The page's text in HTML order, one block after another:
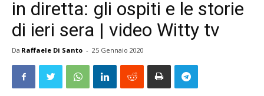
in diretta: gli ospiti e le storie
di ieri sera | video Witty tv
Da Raffaele Di Santo - 25 Gennaio 2020